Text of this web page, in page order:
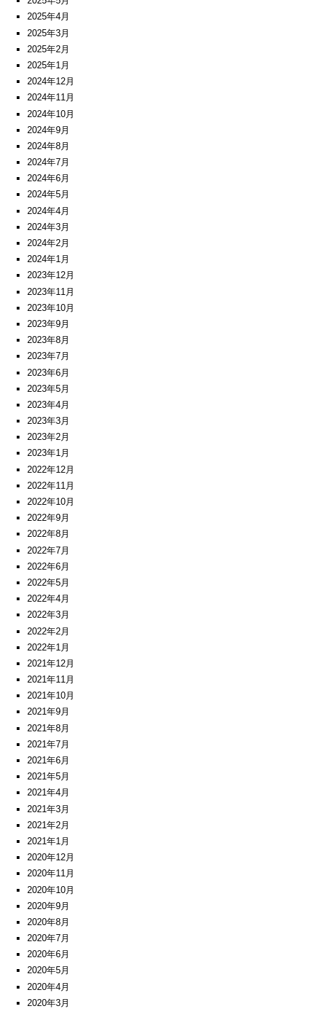
2025年4月
2025年3月
2025年2月
2025年1月
2024年12月
2024年11月
2024年10月
2024年9月
2024年8月
2024年7月
2024年6月
2024年5月
2024年4月
2024年3月
2024年2月
2024年1月
2023年12月
2023年11月
2023年10月
2023年9月
2023年8月
2023年7月
2023年6月
2023年5月
2023年4月
2023年3月
2023年2月
2023年1月
2022年12月
2022年11月
2022年10月
2022年9月
2022年8月
2022年7月
2022年6月
2022年5月
2022年4月
2022年3月
2022年2月
2022年1月
2021年12月
2021年11月
2021年10月
2021年9月
2021年8月
2021年7月
2021年6月
2021年5月
2021年4月
2021年3月
2021年2月
2021年1月
2020年12月
2020年11月
2020年10月
2020年9月
2020年8月
2020年7月
2020年6月
2020年5月
2020年4月
2020年3月